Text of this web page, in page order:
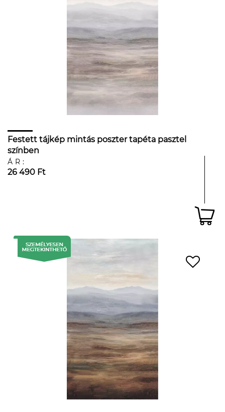
Festett tájkép mintás poszter tapéta pasztel
színben
ÁR:
26 490 Ft